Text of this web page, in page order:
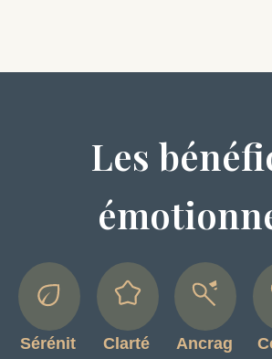
Les
Sérénit
Clarté
Ancrag